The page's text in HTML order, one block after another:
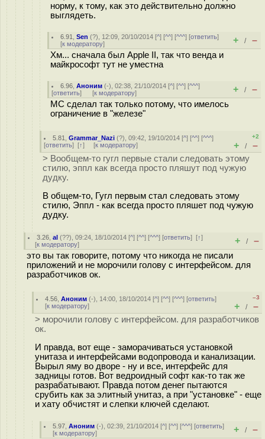
норму, к тому, как это действительно должно
выглядеть.
6.91 ,Sen (?), 12:09, 20/10/2014 [^] [^^] [^^^] [ответить]
[к модератору] + / –
Хм... сначала был Apple II, так что венда и
майкрософт тут не уместна
6.96 ,Аноним (-), 02:38, 21/10/2014 [^] [^^] [^^^]
[ответить] [к модератору] + / –
МС сделал так только потому, что имелось
ограничение в "железе"
5.81 ,Grammar_Nazi (?), 09:42, 19/10/2014 [^] [^^] [^^^]
[ответить] [↑] [к модератору]
+2
+ / –
> Вообщем-то гугл первые стали следовать этому
стилю, эппл как всегда просто пляшут под чужую
дудку.
В общем-то, Гугл первым стал следовать этому
стилю, Эппл - как всегда просто пляшет под чужую
дудку.
3.26 ,al (??), 09:24, 18/10/2014 [^] [^^] [^^^] [ответить][↑]
[к модератору] + / –
это вы так говорите, потому что никогда не писали
приложений и не морочили голову с интерфейсом. для
разработчиков ок.
4.56 ,Аноним (-), 14:00, 18/10/2014 [^] [^^] [^^^] [ответить]
[к модератору]
–3
+ / –
> морочили голову с интерфейсом. для разработчиков
ок.
И правда, вот еще - заморачиваться установкой
унитаза и интерфейсами водопровода и канализации.
Вырыл яму во дворе - ну и все, интерфейс для
задницы готов. Вот ведроидный софт как-то так же
разрабатывают. Правда потом денег пытаются
срубить как за элитный унитаз, а при "установке" - еще
и хату обчистят и слепки ключей сделают.
5.97 ,Аноним (-), 02:39, 21/10/2014 [^] [^^] [^^^] [ответить]
[к модератору] + / –